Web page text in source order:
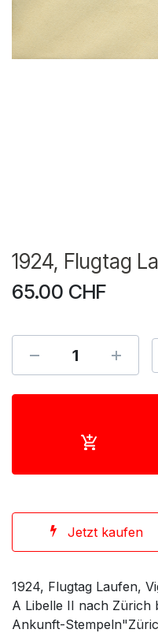
1924, Flugtag
65.00 CHF
Jetzt kaufen
1924, Flugtag Laufen,
A Libelle II nach
Ankunft-